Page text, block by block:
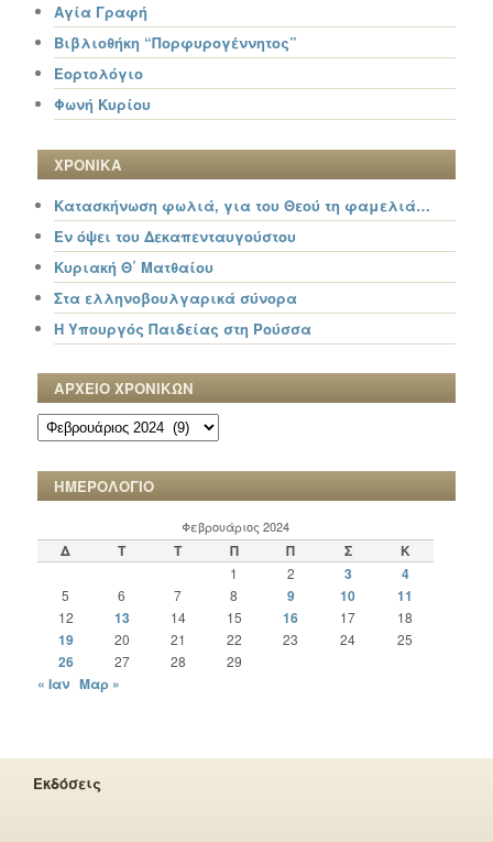
Αγία Γραφή
Βιβλιοθήκη “Πορφυρογέννητος”
Εορτολόγιο
Φωνή Κυρίου
ΧΡΟΝΙΚΑ
Κατασκήνωση φωλιά, για του Θεού τη φαμελιά…
Εν όψει του Δεκαπενταυγούστου
Κυριακή Θ΄ Ματθαίου
Στα ελληνοβουλγαρικά σύνορα
Η Υπουργός Παιδείας στη Ρούσσα
ΑΡΧΕΙΟ ΧΡΟΝΙΚΩΝ
ΑΡΧΕΙΟ
ΧΡΟΝΙΚΩΝ
ΗΜΕΡΟΛΟΓΙΟ
Φεβρουάριος 2024
Δ Τ Τ Π Π Σ Κ
1 2 3 4
5 6 7 8 9 10 11
12 13 14 15 16 17 18
19 20 21 22 23 24 25
26 27 28 29
« Ιαν Μαρ »
Εκδόσεις